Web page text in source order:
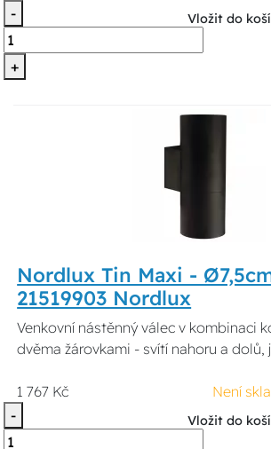
-
+
Vložit do
Nordlux Tin Maxi -
21519903 Nordlux
Venkovní nástěnný válec v kombinaci
dvěma žárovkami - svítí nahoru a dolů,
1 767 Kč
Není
-
Vložit do